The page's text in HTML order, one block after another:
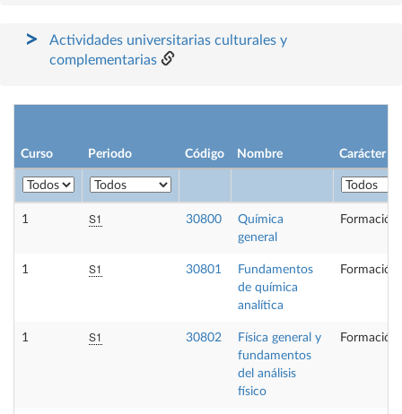
Actividades universitarias culturales y
complementarias
Curso Periodo Código Nombre Carácter
1 S1 30800
Química
general
Formación
1 S1 30801
Fundamentos
de química
analítica
Formación
1 S1 30802
Física general y
fundamentos
del análisis
físico
Formación